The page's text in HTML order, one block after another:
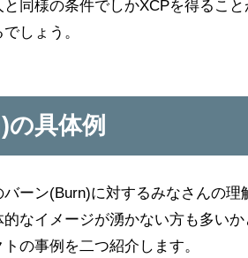
同様の条件でしかXCPを得るこ
しょう。
具体例
バーン(Burn)に対するみなさんの
なイメージが湧かない方も多い
の事例を二つ紹介します。